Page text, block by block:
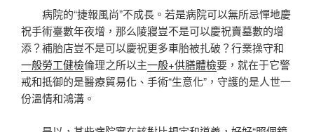
病院的“捷報風尚”不成長。若是病院可以無所忌憚地慶
祝手術臺數年夜增，那么陵寢豈不是可以慶祝賣墓數的增
添？補胎店豈不是可以慶祝更多車胎被扎破？行業操守和
一般勞工健檢倫理之所以主一般+供膳體檢要，就在于它警
戒和抵御的是醫療貿易化、手術“生意化”，守護的是人世一
份溫情和鴻溝。